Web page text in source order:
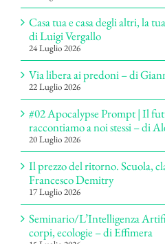
Casa tua e casa degli altri, la
di Luigi Vergallo
24 Luglio 2026
Via libera ai predoni – di
22 Luglio 2026
#02 Apocalypse Prompt | Il
raccontiamo a noi stessi – di
20 Luglio 2026
Il prezzo del ritorno. Scuola,
Francesco Demitry
17 Luglio 2026
Seminario/L’Intelligenza
corpi, ecologie – di Effimera